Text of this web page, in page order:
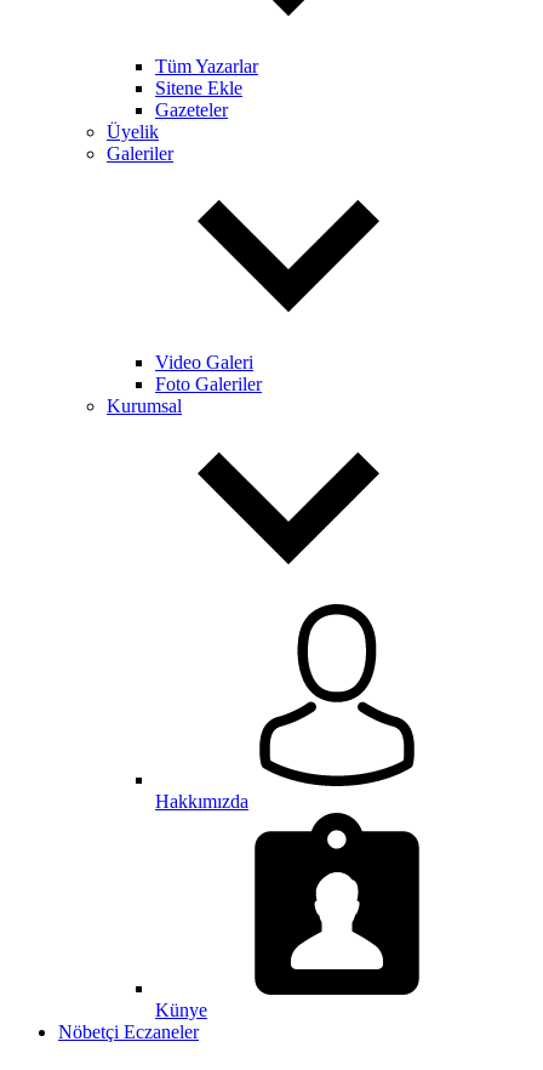
Tüm Yazarlar
Sitene Ekle
Gazeteler
Üyelik
Galeriler
Video Galeri
Foto Galeriler
Kurumsal
Hakkımızda
Künye
Nöbetçi Eczaneler